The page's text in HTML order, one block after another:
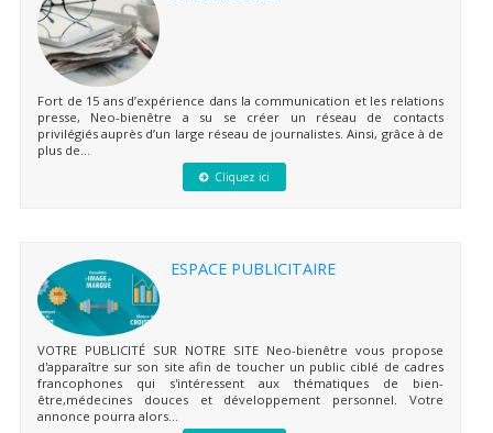
Fort de 15 ans d’expérience dans la communication et les relations
presse, Neo-bienêtre a su se créer un réseau de contacts
privilégiés auprès d’un large réseau de journalistes. Ainsi, grâce à de
plus de...
Cliquez ici
ESPACE PUBLICITAIRE
VOTRE PUBLICITÉ SUR NOTRE SITE Neo-bienêtre vous propose
d'apparaître sur son site afin de toucher un public ciblé de cadres
francophones qui s'intéressent aux thématiques de bien-
être,médecines douces et développement personnel. Votre
annonce pourra alors...